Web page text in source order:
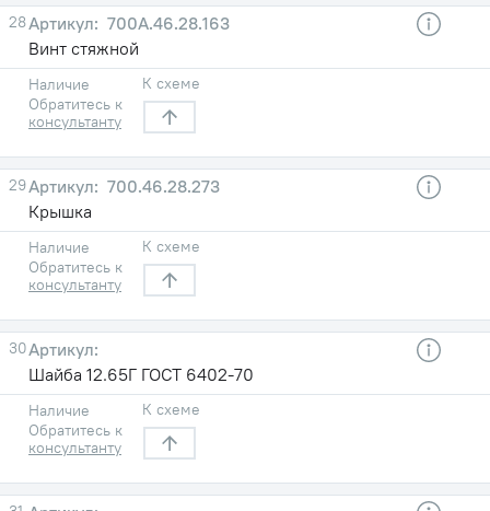
28
700А.46.28.163
Винт стяжной
Наличие
Обратитесь к
консультанту
К схеме
29
700.46.28.273
Крышка
Наличие
Обратитесь к
консультанту
К схеме
30
Шайба 12.65Г ГОСТ 6402-70
Наличие
Обратитесь к
консультанту
К схеме